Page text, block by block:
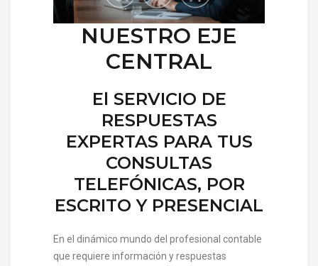
NUESTRO EJE
CENTRAL
El SERVICIO DE
RESPUESTAS
EXPERTAS PARA TUS
CONSULTAS
TELEFÓNICAS, POR
ESCRITO Y PRESENCIAL
En el dinámico mundo del profesional contable
que requiere información y respuestas